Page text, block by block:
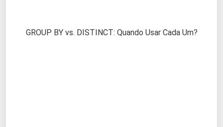
GROUP BY vs. DISTINCT: Quando Usar Cada Um?